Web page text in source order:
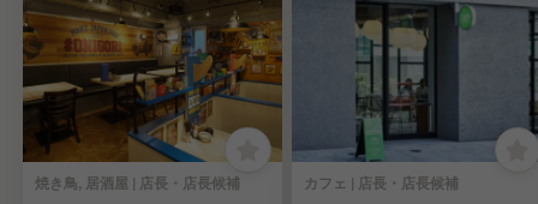
焼き鳥, 居酒屋 | 店長・店長候補 カフェ | 店長・店長候補